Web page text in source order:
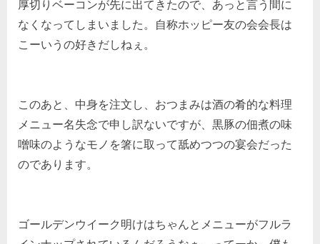
厚切りベーコンが先に出てきたので、あっと言う間に
なくなってしまいました。自称ホッピー友の会会長は
こーいうの好きだしねぇ。
このあと、中身を注文し、おつまみは酒の肴的な料理
メニュー名失念で申し訳ないですが、黒豚の佃煮の味
噌味のようなモノを箸に取って舐めつつの宴会だった
のであります。
ゴールデンウイーク明けはちゃんとメニューがフルラ